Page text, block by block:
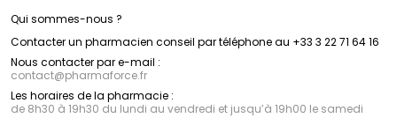
Qui sommes-nous ?
Contacter un pharmacien conseil par téléphone au +33 3 22 71 64 16
Nous contacter par e-mail :
contact@pharmaforce.fr
Les horaires de la pharmacie :
de 8h30 à 19h30 du lundi au vendredi et jusqu’à 19h00 le samedi